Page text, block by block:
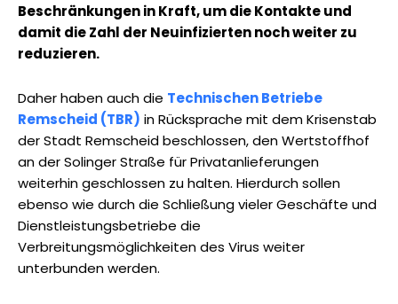
Beschränkungen in Kraft, um die Kontakte und
damit die Zahl der Neuinfizierten noch weiter zu
reduzieren.
Daher haben auch die Technischen Betriebe
Remscheid (TBR) in Rücksprache mit dem Krisenstab
der Stadt Remscheid beschlossen, den Wertstoffhof
an der Solinger Straße für Privatanlieferungen
weiterhin geschlossen zu halten. Hierdurch sollen
ebenso wie durch die Schließung vieler Geschäfte und
Dienstleistungsbetriebe die
Verbreitungsmöglichkeiten des Virus weiter
unterbunden werden.